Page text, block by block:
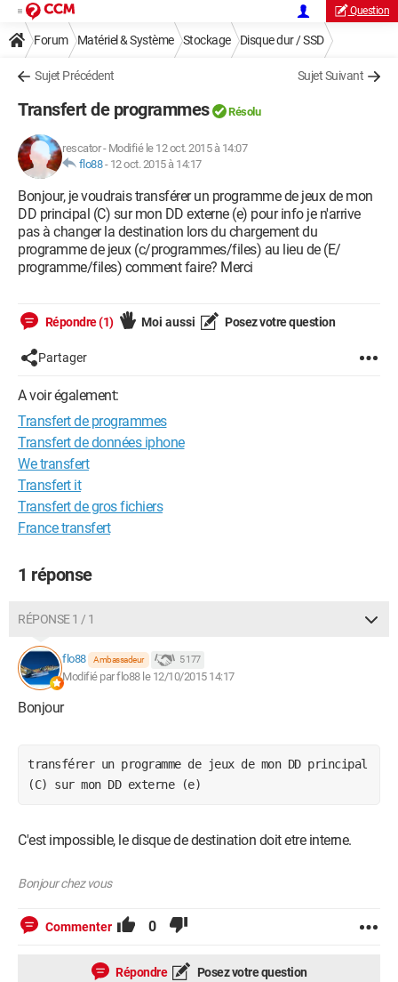
Question
Forum Matériel & Système Stockage Disque dur / SSD
Sujet Précédent Sujet Suivant
Transfert de programmes Résolu
rescator- Modifié le 12 oct. 2015 à 14:07
flo88- 12 oct. 2015 à 14:17
Bonjour, je voudrais transférer un programme de jeux de mon
DD principal (C) sur mon DD externe (e) pour info je n'arrive
pas à changer la destination lors du chargement du
programme de jeux (c/programmes/files) au lieu de (E/
programme/files) comment faire? Merci
Répondre (1) Moi aussi Posez votre question
Partager
A voir également:
Transfert de programmes
Transfert de données iphone
We transfert
Transfert it
Transfert de gros fichiers
France transfert
1 réponse
RÉPONSE 1 / 1
flo88 Ambassadeur 5 177
Modifié par flo88 le 12/10/2015 14:17
Bonjour
transférer un programme de jeux de mon DD principal
(C) sur mon DD externe (e)
C'est impossible, le disque de destination doit etre interne.
Bonjour chez vous
Commenter 0
Répondre Posez votre question